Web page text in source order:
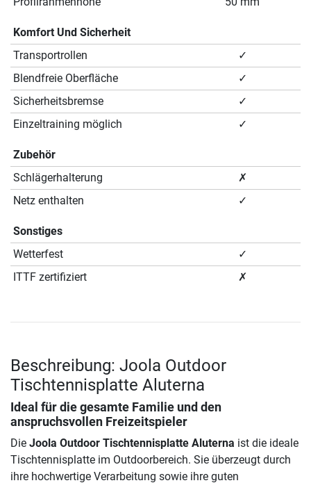
Komfort Und Sicherheit
Transportrollen
✓
Blendfreie Oberfläche
✓
Sicherheitsbremse
✓
Einzeltraining möglich
✓
Zubehör
Schlägerhalterung
✗
Netz enthalten
✓
Sonstiges
Wetterfest
✓
ITTF zertifiziert
✗
Beschreibung: Joola Outdoor
Tischtennisplatte Aluterna
Ideal für die gesamte Familie und den
anspruchsvollen Freizeitspieler
Die Joola Outdoor Tischtennisplatte Aluterna ist die ideale
Tischtennisplatte im Outdoorbereich. Sie überzeugt durch
ihre hochwertige Verarbeitung sowie ihre guten